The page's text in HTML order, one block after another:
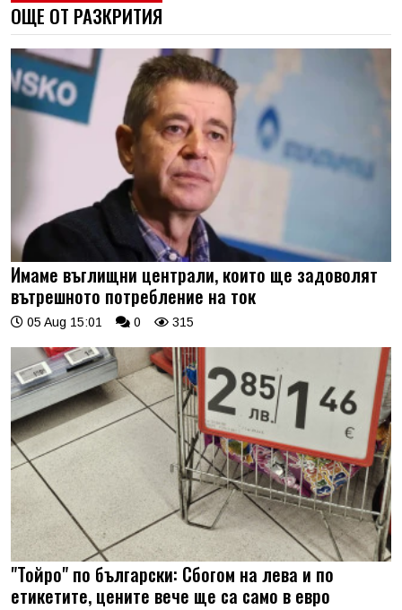
ОЩЕ ОТ РАЗКРИТИЯ
Имаме въглищни централи, които ще задоволят
вътрешното потребление на ток
05 Aug 15:01 0 315
"Тойро" по български: Сбогом на лева и по
етикетите, цените вече ще са само в евро